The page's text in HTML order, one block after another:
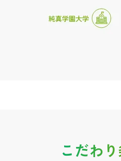
こだわ